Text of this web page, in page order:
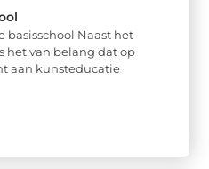
basisschool Naast het
het van belang dat op
aan kunsteducatie